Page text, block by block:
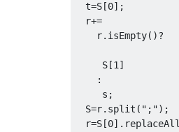
  t
=S [0];
  r
+=
    r
. isEmpty()?
     S
[1 ]
:
     s
;
  S
=r. split ( ";");
  r
=S [0]. replaceAll